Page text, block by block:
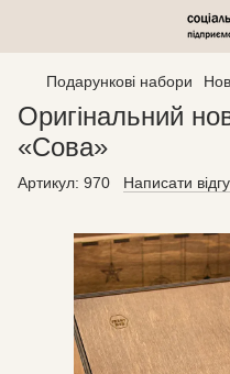
Подарункові набори
Оригінальний
«Сова»
Артикул: 970 Написати